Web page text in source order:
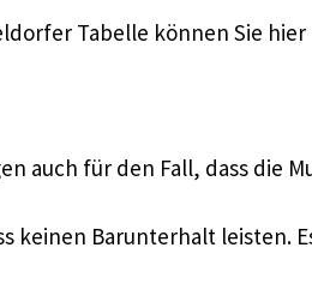
Tabelle können Sie hier
auch für den Fall, dass die
keinen Barunterhalt